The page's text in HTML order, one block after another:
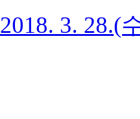
2018. 3. 28.(